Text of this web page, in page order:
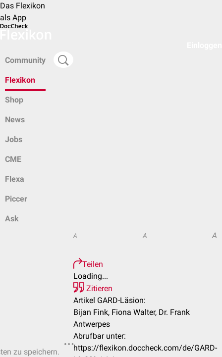
Das Flexikon
als App
Community
Flexikon
Shop
News
Jobs
CME
Flexa
Piccer
Ask
zu speichern.
A A A
Teilen
Loading...
Zitieren
Artikel GARD-Läsion:
Bijan Fink, Fiona Walter, Dr. Frank
Antwerpes
Abrufbar unter:
https://flexikon.doccheck.com/de/GARD-